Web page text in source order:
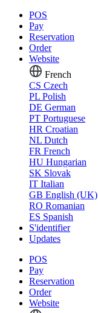
POS
Pay
Reservation
Order
Website
French
CS Czech
PL Polish
DE German
PT Portuguese
HR Croatian
NL Dutch
FR French
HU Hungarian
SK Slovak
IT Italian
GB English (UK)
RO Romanian
ES Spanish
S'identifier
Updates
POS
Pay
Reservation
Order
Website